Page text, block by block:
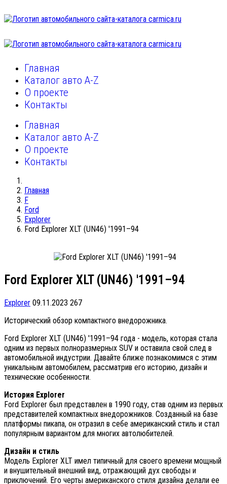
Главная
Каталог авто A-Z
О проекте
Контакты
Главная
Каталог авто A-Z
О проекте
Контакты
Главная
F
Ford
Explorer
Ford Explorer XLT (UN46) '1991–94
Ford Explorer XLT (UN46) '1991–94
Explorer 09.11.2023 267
Исторический обзор компактного внедорожника.
Ford Explorer XLT (UN46) '1991–94 года - модель, которая стала
одним из первых полноразмерных SUV и оставила свой след в
автомобильной индустрии. Давайте ближе познакомимся с этим
уникальным автомобилем, рассматрив его историю, дизайн и
технические особенности.
История Explorer
Ford Explorer был представлен в 1990 году, став одним из первых
представителей компактных внедорожников. Созданный на базе
платформы пикапа, он отразил в себе американский стиль и стал
популярным вариантом для многих автолюбителей.
Дизайн и стиль
Модель Explorer XLT имел типичный для своего времени мощный
и внушительный внешний вид, отражающий дух свободы и
приключений. Его черты американского стиля дизайна делали ее